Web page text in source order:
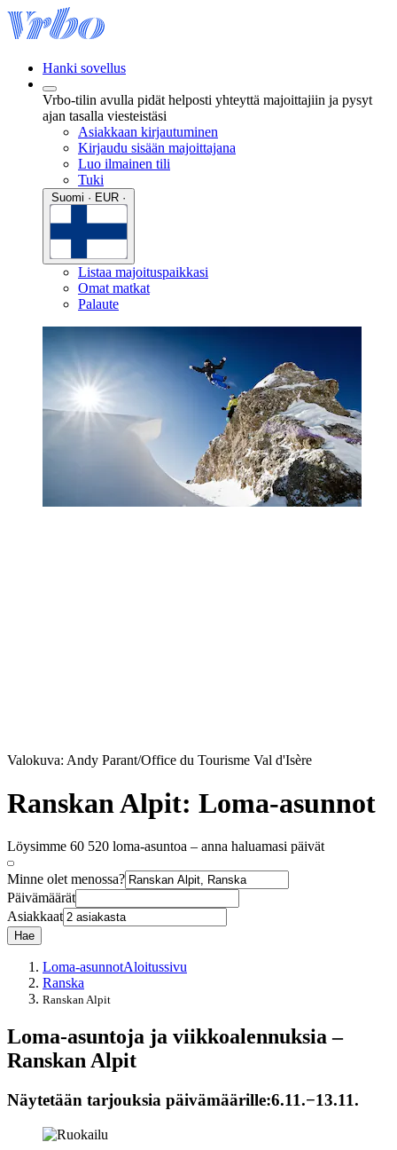
Hanki sovellus
Vrbo-tilin avulla pidät helposti yhteyttä majoittajiin ja pysyt
ajan tasalla viesteistäsi
Asiakkaan kirjautuminen
Kirjaudu sisään majoittajana
Luo ilmainen tili
Tuki
Listaa majoituspaikkasi
Omat matkat
Palaute
Valokuva: Andy Parant/Office du Tourisme Val d'Isère
Ranskan Alpit: Loma-asunnot
Löysimme 60 520 loma-asuntoa – anna haluamasi päivät
Minne olet menossa?
Päivämäärät
Asiakkaat
Hae
Loma-asunnotAloitussivu
Ranska
Ranskan Alpit
Loma-asuntoja ja viikkoalennuksia –
Ranskan Alpit
Näytetään tarjouksia päivämäärille:6.11.−13.11.